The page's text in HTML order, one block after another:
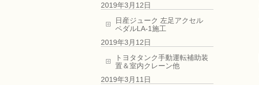
2019年3月12日
日産ジューク 左足アクセル
ペダルLA-1施工
2019年3月12日
トヨタタンク手動運転補助装
置＆室内クレーン他
2019年3月11日